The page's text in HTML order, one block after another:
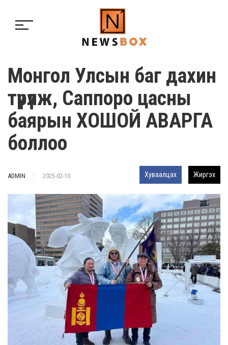
Монгол Улсын баг дахин
түрүүлж, Саппоро цасны
баярын ХОШОЙ АВАРГА
боллоо
ADMIN 2025-02-10 Хуваалцах Жиргэх